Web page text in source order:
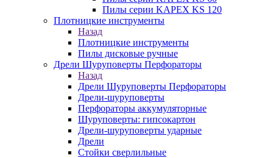
Пилы серии KAPEX KS 120
Плотницкие инструменты
Назад
Плотницкие инструменты
Пилы дисковые ручные
Дрели Шуруповерты Перфораторы
Назад
Дрели Шуруповерты Перфораторы
Дрели-шуруповерты
Перфораторы аккумуляторные
Шуруповерты: гипсокартон
Дрели-шуруповерты ударные
Дрели
Стойки сверлильные